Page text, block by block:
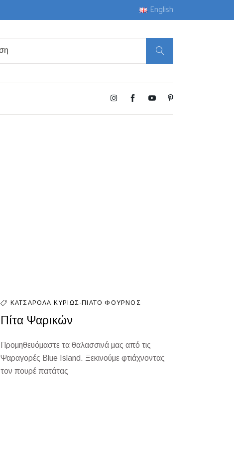
English
ΚΑΤΣΑΡΌΛΑ ΚΥΡΊΩΣ-ΠΙΆΤΟΦΟΎΡΝΟΣ
Πίτα Ψαρικών
Προμηθευόμαστε τα θαλασσινά μας από τις
Ψαραγορές Blue Island. Ξεκινούμε φτιάχνοντας
τον πουρέ πατάτας